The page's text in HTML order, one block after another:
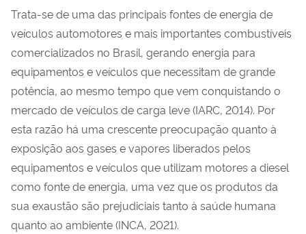
Trata-se de uma das principais fontes de energia de
veículos automotores e mais importantes combustíveis
comercializados no Brasil, gerando energia para
equipamentos e veículos que necessitam de grande
potência, ao mesmo tempo que vem conquistando o
mercado de veículos de carga leve (IARC, 2014). Por
esta razão há uma crescente preocupação quanto à
exposição aos gases e vapores liberados pelos
equipamentos e veículos que utilizam motores a diesel
como fonte de energia, uma vez que os produtos da
sua exaustão são prejudiciais tanto à saúde humana
quanto ao ambiente (INCA, 2021).